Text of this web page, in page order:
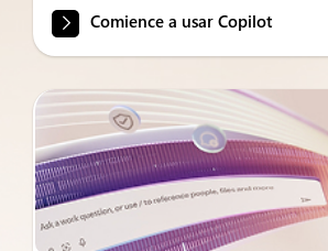
Comience a usar Copilot